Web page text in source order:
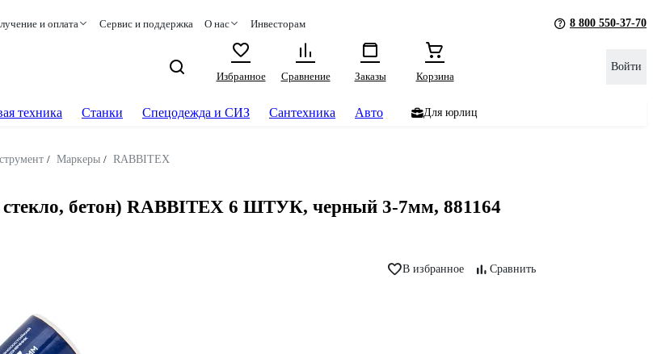
и оплата Сервис и поддержка О нас Инвесторам 8 800 550-37-70
Избранное
Сравнение Заказы Корзина
Войти
техника Станки Спецодежда и СИЗ Сантехника Авто Для юрлиц
/ Маркеры / RABBITEX
бетон) RABBITEX 6 ШТУК, черный 3-7мм, 881164
В избранное Сравнить